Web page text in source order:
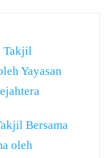
Takjil
Yayasan
Bersama
oleh